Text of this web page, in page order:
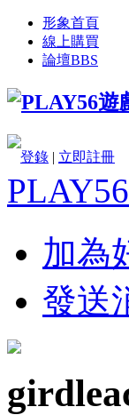
形象首頁
線上購買
論壇BBS
登錄 | 立即註冊
加為
發送